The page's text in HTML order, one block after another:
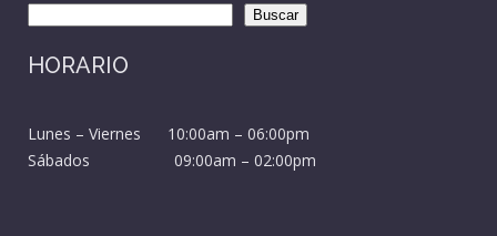
Buscar
HORARIO
Lunes – Viernes 10:00am – 06:00pm
Sábados 09:00am – 02:00pm